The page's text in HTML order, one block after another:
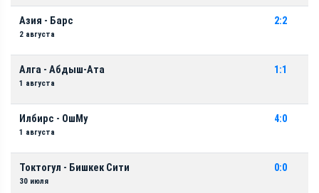
Азия - Барс
2 августа
2:2
Алга - Абдыш-Ата
1 августа
1:1
Илбирс - ОшМу
1 августа
4:0
Токтогул - Бишкек Сити
30 июля
0:0